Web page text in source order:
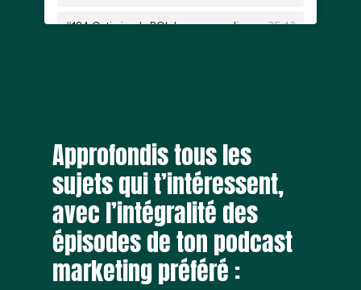
Approfondis tous les
sujets qui t’intéressent,
avec l’intégralité des
épisodes de ton podcast
marketing préféré :